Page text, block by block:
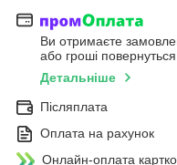
Ви отримаєте
або гроші
Детальніше
Післяплата
Оплата на рахунок
Онлайн-оплата